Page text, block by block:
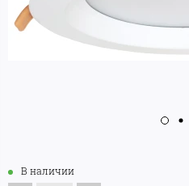
В наличии